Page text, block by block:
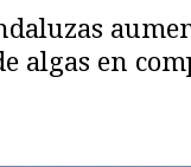
algas en